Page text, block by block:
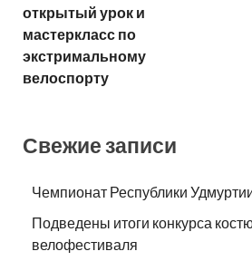
открытый урок и
мастеркласс по
экстримальному
велоспорту
Свежие записи
Чемпионат Республики
Подведены итоги конкурса
велофестиваля